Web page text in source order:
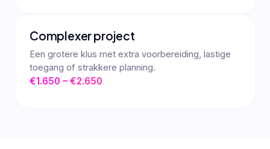
Complexer project
Een grotere klus met extra voorbereiding, lastige
toegang of strakkere planning.
€1.650 – €2.650